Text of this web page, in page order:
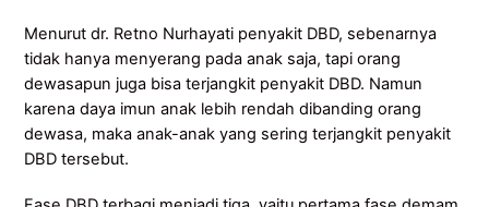
Menurut dr. Retno Nurhayati penyakit DBD, sebenarnya
tidak hanya menyerang pada anak saja, tapi orang
dewasapun juga bisa terjangkit penyakit DBD. Namun
karena daya imun anak lebih rendah dibanding orang
dewasa, maka anak-anak yang sering terjangkit penyakit
DBD tersebut.